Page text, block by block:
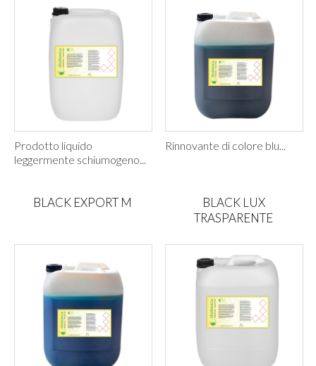
Prodotto liquido
leggermente schiumogeno...
Rinnovante di colore blu...
BLACK EXPORT M
BLACK LUX
TRASPARENTE